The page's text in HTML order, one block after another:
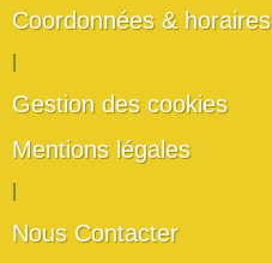
Coordonnées & horaires
Gestion des cookies
Mentions légales
Nous Contacter